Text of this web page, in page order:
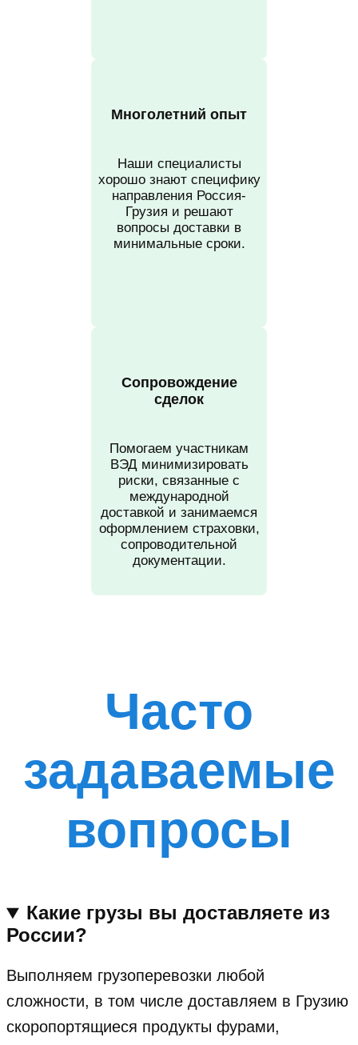
Многолетний опыт
Наши специалисты
хорошо знают специфику
направления Россия-
Грузия и решают
вопросы доставки в
минимальные сроки.
Сопровождение
сделок
Помогаем участникам
ВЭД минимизировать
риски, связанные с
международной
доставкой и занимаемся
оформлением страховки,
сопроводительной
документации.
Часто
задаваемые
вопросы
Какие грузы вы доставляете из
России?
Выполняем грузоперевозки любой
сложности, в том числе доставляем в Грузию
скоропортящиеся продукты фурами,